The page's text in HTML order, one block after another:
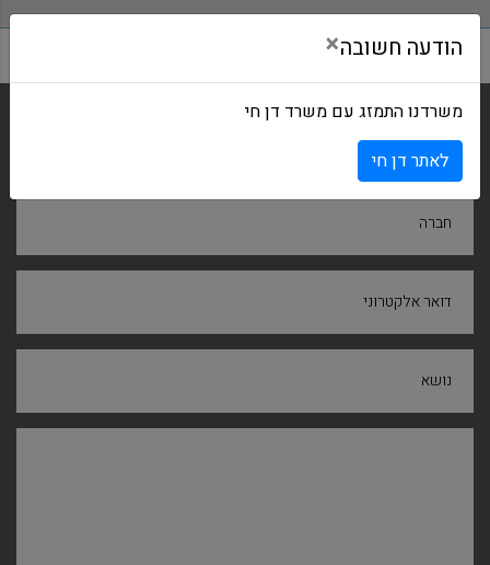
שם ומשפחה
חברה
דואר אלקטרוני
נושא
הודעה חשובה×
משרדנו התמזג עם משרד דן חי
לאתר דן חי